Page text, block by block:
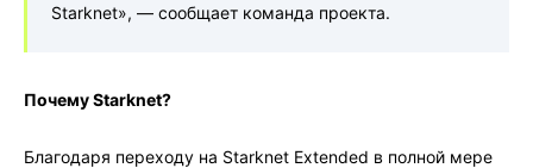
Starknet», — сообщает команда проекта.
Почему Starknet?
Благодаря переходу на Starknet Extended в полной мере